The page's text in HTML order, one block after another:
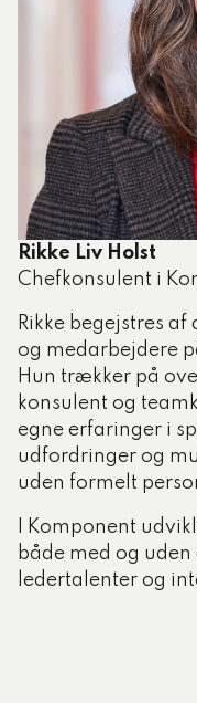
Rikke Liv Holst
Chefkonsulent i
Rikke begejstres
og medarbejdere
Hun trækker på
konsulent og
egne erfaringer i
udfordringer og
uden formelt
I Komponent
både med og
ledertalenter og